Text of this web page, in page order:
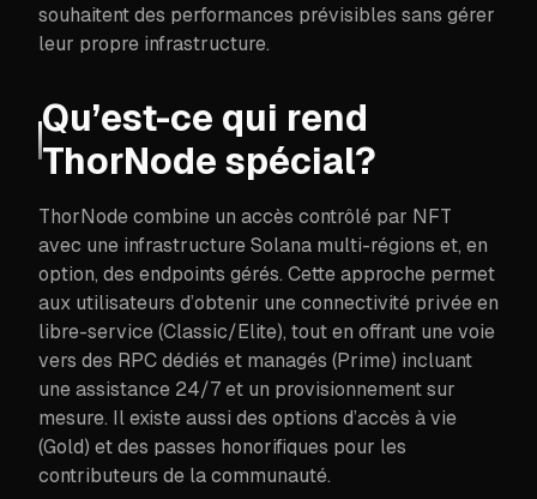
souhaitent des performances prévisibles sans gérer
leur propre infrastructure.
Qu’est-ce qui rend
ThorNode spécial?
ThorNode combine un accès contrôlé par NFT
avec une infrastructure Solana multi-régions et, en
option, des endpoints gérés. Cette approche permet
aux utilisateurs d’obtenir une connectivité privée en
libre-service (Classic/Elite), tout en offrant une voie
vers des RPC dédiés et managés (Prime) incluant
une assistance 24/7 et un provisionnement sur
mesure. Il existe aussi des options d’accès à vie
(Gold) et des passes honorifiques pour les
contributeurs de la communauté.